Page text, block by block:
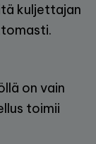
kuljettajan
on vain
toimii